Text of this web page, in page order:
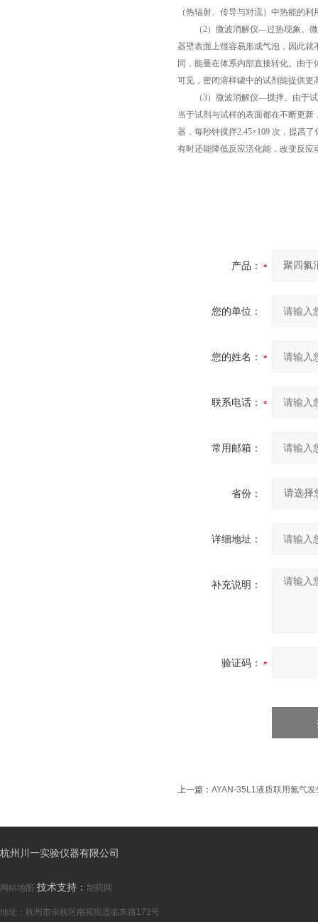
（热辐射、传导与对流）中热能的
（2）微波消解仪—过热现象。微
器壁表面上很容易形成气泡，因此
同，能量在体系内部直接转化。由
可见，密闭溶样罐中的试剂能提供更
（3）微波消解仪—搅拌。由于试
当于试剂与试样的表面都在不断更
器，每秒钟搅拌2.45×109 次，提高
有时还能降低反应活化能，改变反
产品：
您的单位：
您的姓名：
联系电话：
常用邮箱：
省份：
详细地址：
补充说明：
验证码：
上一篇： AYAN-35L1液质联用氮气发
杭州川一实验仪器有限公司
网站地图 技术支持： 制药网
地址：杭州市余杭区南苑街道临东路172号